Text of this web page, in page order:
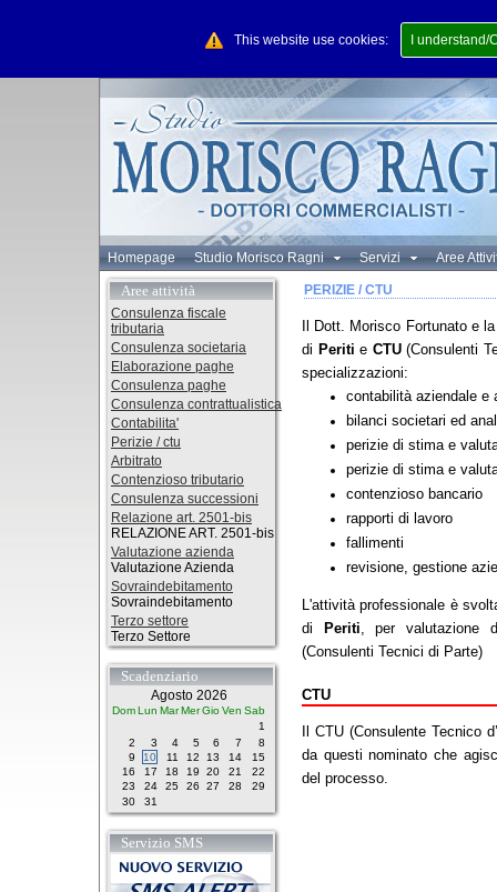
This website use cookies: I
Homepage Studio Morisco Ragni Servizi Aree
Aree attività
Consulenza fiscale
tributaria
Consulenza societaria
Elaborazione paghe
Consulenza paghe
Consulenza contrattualistica
Contabilita'
Perizie / ctu
Arbitrato
Contenzioso tributario
Consulenza successioni
Relazione art. 2501-bis
RELAZIONE ART. 2501-bis
Valutazione azienda
Valutazione Azienda
Sovraindebitamento
Sovraindebitamento
Terzo settore
Terzo Settore
Scadenziario
Agosto 2026
DomLun MarMerGioVen Sab
1
2
3 4 5 6 7
8
9
10 11 12 13 14
15
16
17 18 19 20 21
22
23
24 25 26 27 28
29
30
31
Servizio SMS
PERIZIE / CTU
Il Dott. Morisco Fortunato e
di Peritie CTU(Consulenti
specializzazioni:
contabilità aziendale e
bilanci societari ed
perizie di stima e
perizie di stima e
contenzioso bancario
rapporti di lavoro
fallimenti
revisione, gestione
L'attività professionale è
di
Periti, per valutazione
(Consulenti Tecnici di Parte)
CTU
Il CTU (Consulente Tecnico
da questi nominato che
del processo.